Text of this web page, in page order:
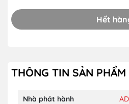
Hết
THÔNG TIN SẢN PHẨM
Nhà phát hành